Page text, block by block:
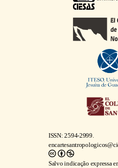
ISSN: 2594-2999.
Salvo indicação expressa